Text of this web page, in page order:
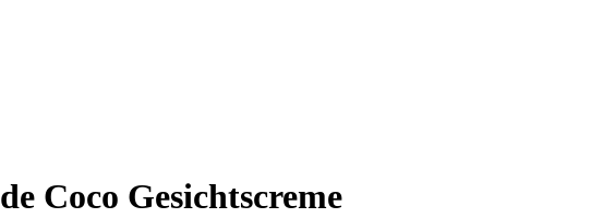
Coco Gesichtscreme